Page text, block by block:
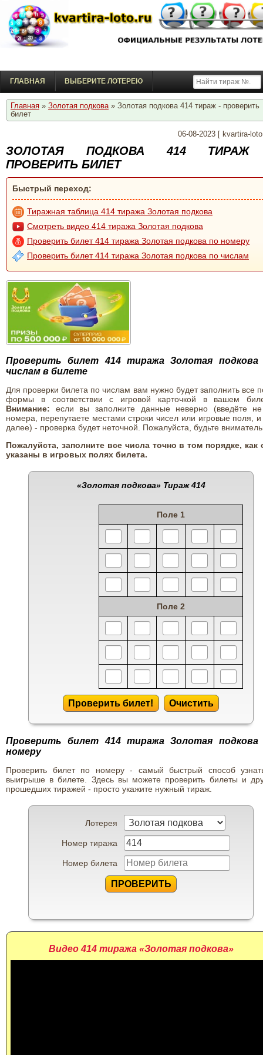
ГЛАВНАЯ ВЫБЕРИТЕ ЛОТЕРЕЮ
Главная » Золотая подкова» Золотая подкова 414 тираж - проверить
билет
06-08-2023 kvartira-
ЗОЛОТАЯ ПОДКОВА 414
ПРОВЕРИТЬ БИЛЕТ
Быстрый переход:
Тиражная таблица 414 тиража Золотая подкова
Смотреть видео 414 тиража Золотая подкова
Проверить билет 414 тиража Золотая подкова по номеру
Проверить билет 414 тиража Золотая подкова по числам
Проверить билет 414 тиража Золотая подкова
числам в билете
Для проверки билета по числам вам нужно будет заполнить все
формы в соответствии с игровой карточкой в вашем
Внимание: если вы заполните данные неверно (введёте
номера, перепутаете местами строки чисел или игровые поля, и
далее) - проверка будет неточной. Пожалуйста, будьте
Пожалуйста, заполните все числа точно в том порядке, как
указаны в игровых полях билета.
«Золотая подкова» Тираж 414
Поле 1
Поле 2
Проверить билет! Очистить
Проверить билет 414 тиража Золотая подкова
номеру
Проверить билет по номеру - самый быстрый способ
выигрыше в билете. Здесь вы можете проверить билеты и
прошедших тиражей - просто укажите нужный тираж.
Лотерея
Номер тиража
Номер билета
ПРОВЕРИТЬ
Видео 414 тиража «Золотая подкова»